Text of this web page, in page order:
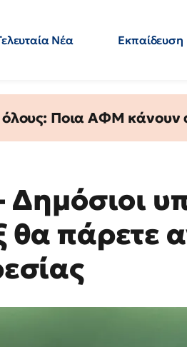
Νέα Εκπαίδευση
όλους: Ποια ΑΦΜ
Δημόσιοι
θα πάρετε